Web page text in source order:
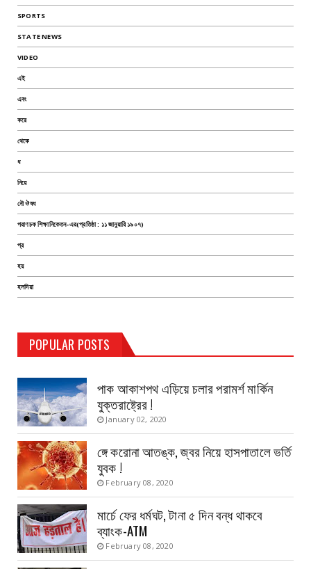
SPORTS
STATE NEWS
VIDEO
এই
এবং
করে
থেকে
ধ
নিয়ে
নৌ ঔষধ
পরাণচক শিক্ষানিকেতন-এর(প্রতিষ্ঠা : ১১ জানুয়ারি ১৯০৭)
প্র
হয়
হলদিয়া
POPULAR POSTS
TEST PAGE
August 14, 2019
পাক আকাশপথ এড়িয়ে চলার পরামর্শ মার্কিন
যুক্তরাষ্ট্রের !
January 02, 2020
ঙ্গে করোনা আতঙ্ক, জ্বর নিয়ে হাসপাতালে ভর্তি
যুবক !
February 08, 2020
মার্চে ফের ধর্মঘট, টানা ৫ দিন বন্ধ থাকবে
ব্যাংক-ATM
February 08, 2020